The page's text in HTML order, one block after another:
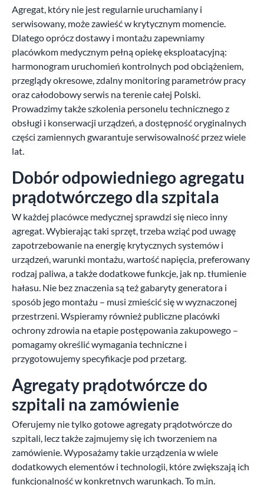
Agregat, który nie jest regularnie uruchamiany i
serwisowany, może zawieść w krytycznym momencie.
Dlatego oprócz dostawy i montażu zapewniamy
placówkom medycznym pełną opiekę eksploatacyjną:
harmonogram uruchomień kontrolnych pod obciążeniem,
przeglądy okresowe, zdalny monitoring parametrów pracy
oraz całodobowy serwis na terenie całej Polski.
Prowadzimy także szkolenia personelu technicznego z
obsługi i konserwacji urządzeń, a dostępność oryginalnych
części zamiennych gwarantuje serwisowalność przez wiele
lat.
Dobór odpowiedniego agregatu
prądotwórczego dla szpitala
W każdej placówce medycznej sprawdzi się nieco inny
agregat. Wybierając taki sprzęt, trzeba wziąć pod uwagę
zapotrzebowanie na energię krytycznych systemów i
urządzeń, warunki montażu, wartość napięcia, preferowany
rodzaj paliwa, a także dodatkowe funkcje, jak np. tłumienie
hałasu. Nie bez znaczenia są też gabaryty generatora i
sposób jego montażu – musi zmieścić się w wyznaczonej
przestrzeni. Wspieramy również publiczne placówki
ochrony zdrowia na etapie postępowania zakupowego –
pomagamy określić wymagania techniczne i
przygotowujemy specyfikacje pod przetarg.
Agregaty prądotwórcze do
szpitali na zamówienie
Oferujemy nie tylko gotowe agregaty prądotwórcze do
szpitali, lecz także zajmujemy się ich tworzeniem na
zamówienie. Wyposażamy takie urządzenia w wiele
dodatkowych elementów i technologii, które zwiększają ich
funkcjonalność w konkretnych warunkach. To m.in.